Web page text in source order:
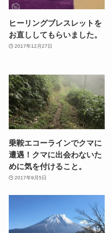
ヒーリングブレスレットを
お直ししてもらいました。
2017年12月27日
乗鞍エコーラインでクマに
遭遇！クマに出会わないた
めに気を付けること。
2017年9月5日